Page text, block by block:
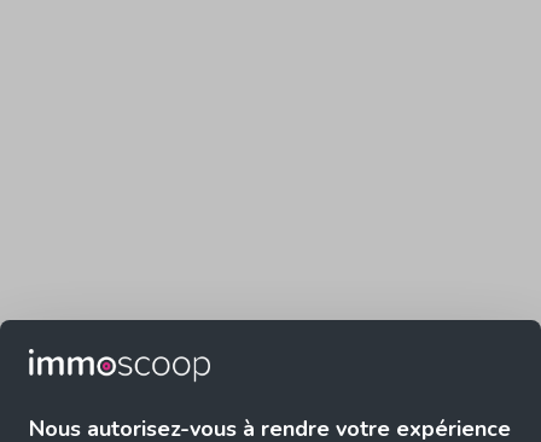
Nous autorisez-vous à rendre votre expérience